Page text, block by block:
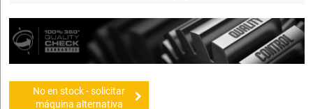
No en stock - solicitar
máquina alternativa